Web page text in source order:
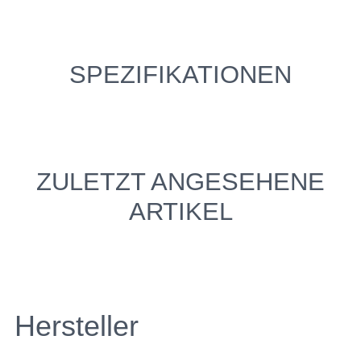
SPEZIFIKATIONEN
ZULETZT ANGESEHENE
ARTIKEL
Hersteller